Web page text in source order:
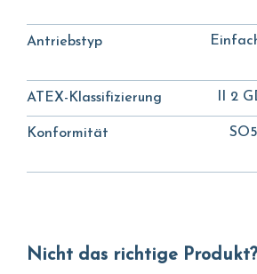
Antriebstyp
ATEX-Klassifizierung II 2
Konformität
Nicht das richtige Produkt?